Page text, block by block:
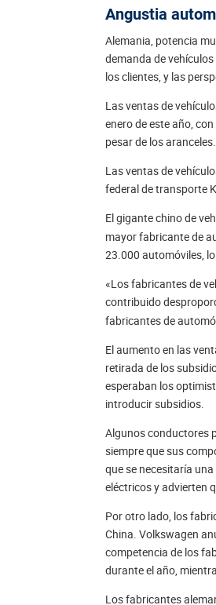
Angustia
Alemania, potencia
demanda de
los clientes, y las
Las ventas de
enero de este año,
pesar de los aranceles.
Las ventas de
federal de transporte
El gigante chino de
mayor fabricante de
23.000 automóviles,
«Los fabricantes de
contribuido
fabricantes de
El aumento en las
retirada de los
esperaban los
introducir subsidios.
Algunos conductores
siempre que sus
que se necesitaría
eléctricos y advierten
Por otro lado, los
China. Volkswagen
competencia de los
durante el año,
Los fabricantes